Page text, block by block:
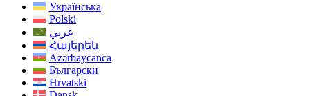
Українська
Polski
عربي
Հայերեն
Azərbaycanca
Български
Hrvatski